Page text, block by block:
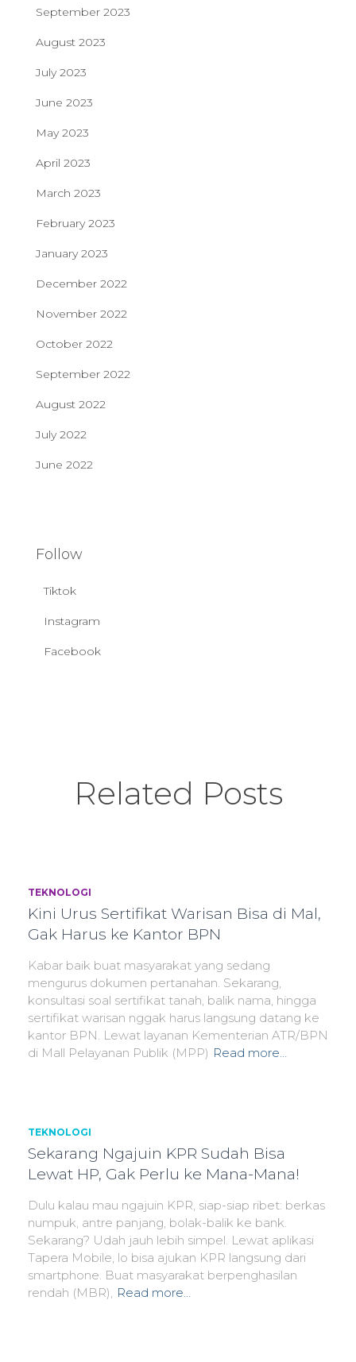
September 2023
August 2023
July 2023
June 2023
May 2023
April 2023
March 2023
February 2023
January 2023
December 2022
November 2022
October 2022
September 2022
August 2022
July 2022
June 2022
Follow
Tiktok
Instagram
Facebook
Related Posts
TEKNOLOGI
Kini Urus Sertifikat Warisan Bisa di Mal,
Gak Harus ke Kantor BPN
Kabar baik buat masyarakat yang sedang
mengurus dokumen pertanahan. Sekarang,
konsultasi soal sertifikat tanah, balik nama, hingga
sertifikat warisan nggak harus langsung datang ke
kantor BPN. Lewat layanan Kementerian ATR/BPN
di Mall Pelayanan Publik (MPP) Read more…
TEKNOLOGI
Sekarang Ngajuin KPR Sudah Bisa
Lewat HP, Gak Perlu ke Mana-Mana!
Dulu kalau mau ngajuin KPR, siap-siap ribet: berkas
numpuk, antre panjang, bolak-balik ke bank.
Sekarang? Udah jauh lebih simpel. Lewat aplikasi
Tapera Mobile, lo bisa ajukan KPR langsung dari
smartphone. Buat masyarakat berpenghasilan
rendah (MBR), Read more…